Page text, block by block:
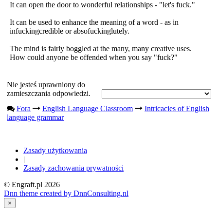
It can open the door to wonderful relationships - "let's fuck."
It can be used to enhance the meaning of a word - as in
infuckingcredible or absofuckinglutely.
The mind is fairly boggled at the many, many creative uses.
How could anyone be offended when you say "fuck?"
Nie jesteś uprawniony do
zamieszczania odpowiedzi.
Fora
English Language Classroom
Intricacies of English
language grammar
Zasady użytkowania
|
Zasady zachowania prywatności
© Engraft.pl 2026
Dnn theme created by DnnConsulting.nl
×